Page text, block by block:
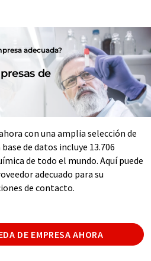
adecuada?
de
con una amplia selección de
de datos incluye 13.706
de todo el mundo. Aquí puede
adecuado para su
de contacto.
DE EMPRESA AHORA